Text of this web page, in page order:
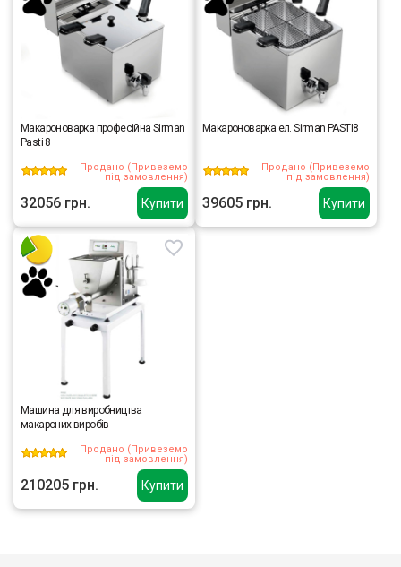
Купити
Макароноварка професійна Sirman
Pasti 8
Продано (Привеземо
під замовлення)
32056 грн. Купити
Макароноварка ел. Sirman PASTI8
Продано (Привеземо
під замовлення)
39605 грн.
Купити
Машина для виробництва
макароних виробів
Продано (Привеземо
під замовлення)
210205 грн.